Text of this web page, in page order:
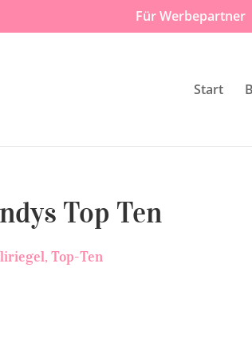
Für Werbepartner
Start
Top Ten
Top-Ten